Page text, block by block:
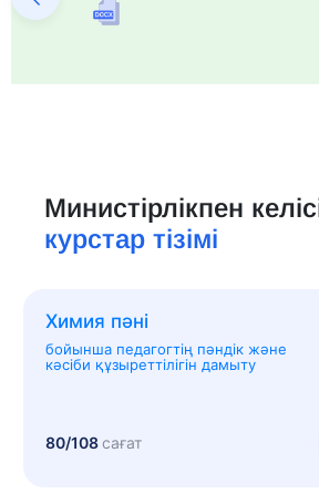
Министірлікпен
курстар тізімі
Химия пәні
бойынша педагогтің пәндік және
кәсіби құзыреттілігін дамыту
80/108сағат